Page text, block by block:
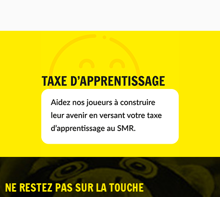
NE RESTEZ PAS SUR LA TOUCHE